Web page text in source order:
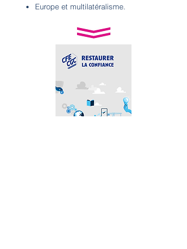
Europe et multilatéralisme.